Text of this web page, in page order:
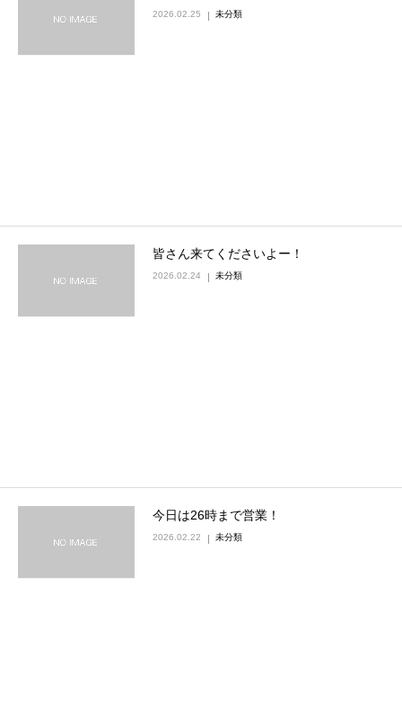
2026.02.25 未分類
皆さん来てくださいよー！
2026.02.24 未分類
今日は26時まで営業！
2026.02.22 未分類